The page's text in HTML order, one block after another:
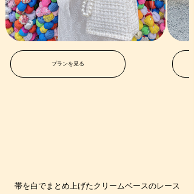
プランを見る
帯を白でまとめ上げたクリームベースのレース